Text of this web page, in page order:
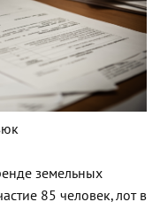
земельных
85 человек, лот в